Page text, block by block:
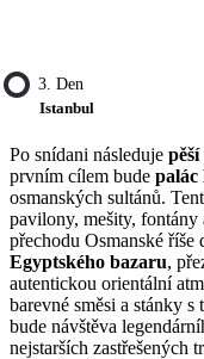
3. Den
Istanbul
Po snídani následuje
prvním cílem bude palác
osmanských sultánů.
pavilony, mešity, fontány
přechodu Osmanské říše
Egyptského bazaru,
autentickou orientální
barevné směsi a stánky
bude návštěva
nejstarších zastřešených